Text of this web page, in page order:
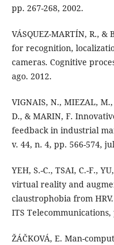
pp. 267-268, 2002.
VÁSQUEZ-MARTÍN, R.,
for recognition,
cameras. Cognitive
ago. 2012.
VIGNAIS, N., MIEZAL, M.,
D., & MARIN, F.
feedback in industrial
v. 44, n. 4, pp. 566-574,
YEH, S.-C., TSAI, C.-F.,
virtual reality and
claustrophobia from
ITS Telecommunications,
ŽÁČKOVÁ, E. Man-